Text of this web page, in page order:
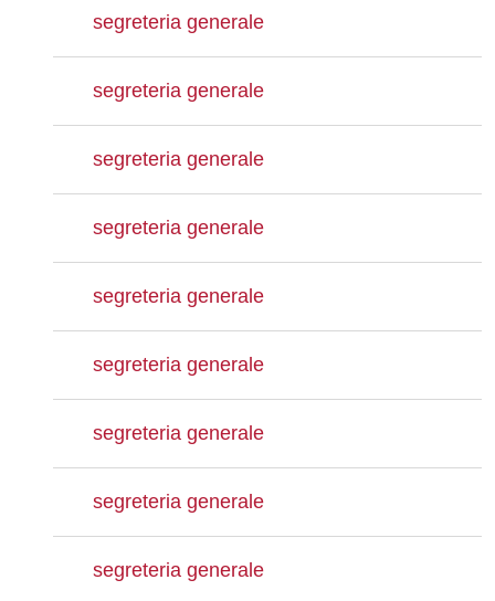
segreteria generale
segreteria generale
segreteria generale
segreteria generale
segreteria generale
segreteria generale
segreteria generale
segreteria generale
segreteria generale